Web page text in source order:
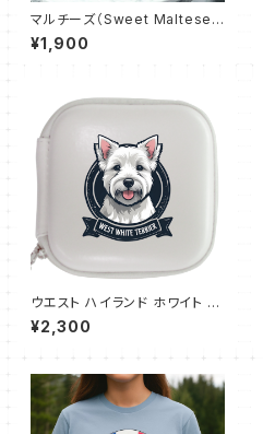
マルチーズ（Sweet Maltese
Days 4）おでかけトリーツ缶
¥1,900
ウエスト ハイランド ホワイト テ
リア【Westie Emblem】レザー
スタイルマルチケース（全3色）
¥2,300